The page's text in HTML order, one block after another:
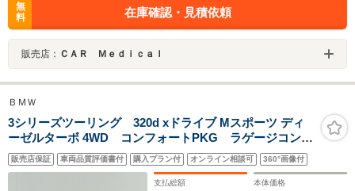
無
料
在庫確認・見積依頼
販売店： ＣＡＲ Ｍｅｄｉｃａｌ
ＢＭＷ
3シリーズツーリング 320d xドライブ Mスポーツ ディ
ーゼルターボ 4WD コンフォートPKG ラゲージコンパ
ートメントPKG ストレージPKG HiFiスピーカーシス
テム ドライビングアシストプロフェッショナル
ACC LDW LCW パーキングA+ 全周囲カメラ
販売店保証 車両品質評価書付 購入プラン付 オンライン相談可 360°画像付
支払総額 本体価格